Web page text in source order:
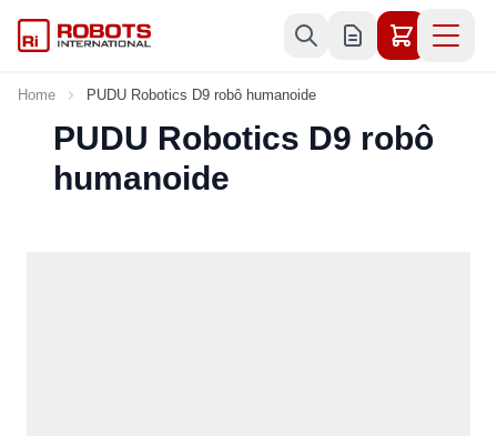
Home PUDU Robotics D9 robô humanoide
PUDU Robotics D9 robô
humanoide